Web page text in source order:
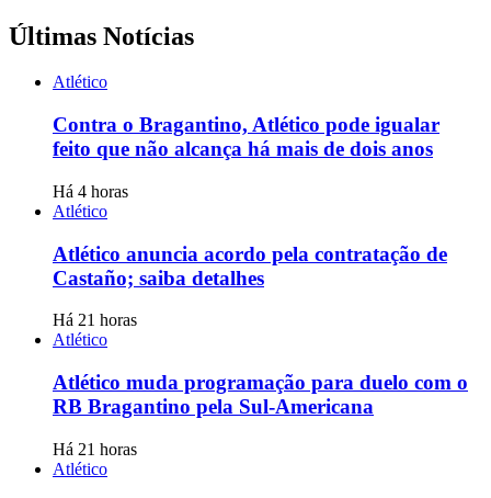
Últimas Notícias
Atlético
Contra o Bragantino, Atlético pode igualar
feito que não alcança há mais de dois anos
Há 4 horas
Atlético
Atlético anuncia acordo pela contratação de
Castaño; saiba detalhes
Há 21 horas
Atlético
Atlético muda programação para duelo com o
RB Bragantino pela Sul-Americana
Há 21 horas
Atlético